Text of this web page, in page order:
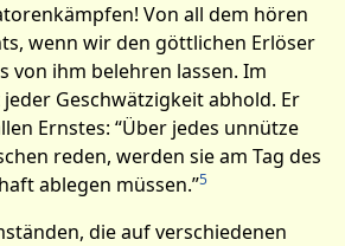
Von all dem hören
wenn wir den göttlichen Erlöser
von ihm belehren lassen. Im
jeder Geschwätzigkeit abhold. Er
Ernstes: “Über jedes unnütze
reden, werden sie am Tag des
ablegen müssen.”5
die auf verschiedenen